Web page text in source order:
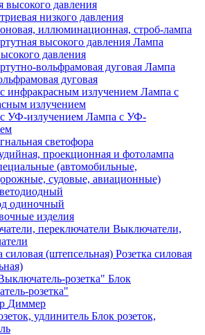
высокого давления
низкого давления
иллюминационная, строб-лампа
Лампа
давления
Лампа
дуговая
Лампа с
излучением
Лампа с УФ-
светофора
проекционная и фотолампа
(автомобильные,
судовые, авиационные)
одиночный
изделия
Выключатели,
Розетка силовая
Блок
розетка"
Диммер
Блок розеток,